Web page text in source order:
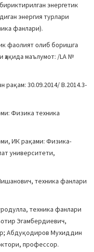
энергетик
энергия турлари
фанлари).
фаолият олиб боришга
ҳақида маълумот: /LA №
рақам: 30.09.2014/ В.2014.3-
Физика техника
ИК рақами: Физика-
университети,
техника фанлари
техника фанлари
Эгамбердиевич,
Абдуқодиров Мухиддин
профессор.